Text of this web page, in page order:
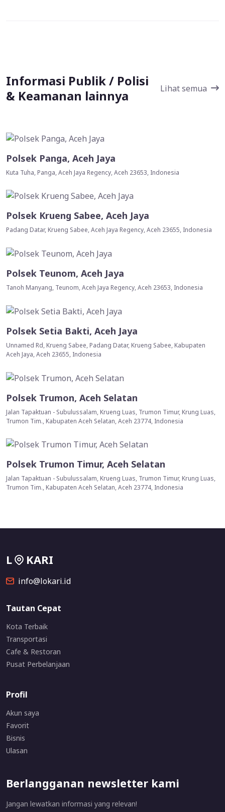
Informasi Publik / Polisi
& Keamanan lainnya
Lihat semua
Polsek Panga, Aceh Jaya
Kuta Tuha, Panga, Aceh Jaya Regency, Aceh 23653, Indonesia
Polsek Krueng Sabee, Aceh Jaya
Padang Datar, Krueng Sabee, Aceh Jaya Regency, Aceh 23655, Indonesia
Polsek Teunom, Aceh Jaya
Tanoh Manyang, Teunom, Aceh Jaya Regency, Aceh 23653, Indonesia
Polsek Setia Bakti, Aceh Jaya
Unnamed Rd, Krueng Sabee, Padang Datar, Krueng Sabee, Kabupaten
Aceh Jaya, Aceh 23655, Indonesia
Polsek Trumon, Aceh Selatan
Jalan Tapaktuan - Subulussalam, Krueng Luas, Trumon Timur, Krung Luas,
Trumon Tim., Kabupaten Aceh Selatan, Aceh 23774, Indonesia
Polsek Trumon Timur, Aceh Selatan
Jalan Tapaktuan - Subulussalam, Krueng Luas, Trumon Timur, Krung Luas,
Trumon Tim., Kabupaten Aceh Selatan, Aceh 23774, Indonesia
L KARI
info@lokari.id
Tautan Cepat
Kota Terbaik
Transportasi
Cafe & Restoran
Pusat Perbelanjaan
Profil
Akun saya
Favorit
Bisnis
Ulasan
Berlangganan newsletter kami
Jangan lewatkan informasi yang relevan!